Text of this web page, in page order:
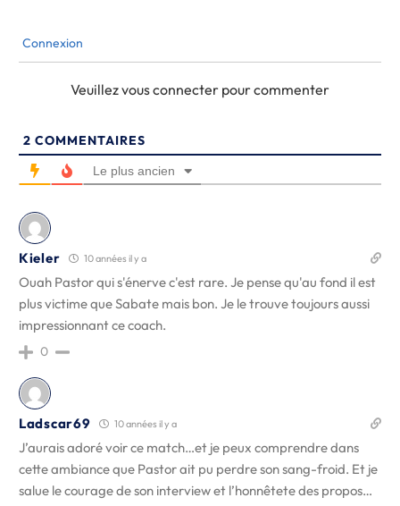
Connexion
Veuillez vous connecter pour commenter
2 COMMENTAIRES
Le plus ancien
Kieler 10 années il y a
Ouah Pastor qui s'énerve c'est rare. Je pense qu'au fond il est
plus victime que Sabate mais bon. Je le trouve toujours aussi
impressionnant ce coach.
0
Ladscar69 10 années il y a
J’aurais adoré voir ce match…et je peux comprendre dans
cette ambiance que Pastor ait pu perdre son sang-froid. Et je
salue le courage de son interview et l’honnêtete des propos…